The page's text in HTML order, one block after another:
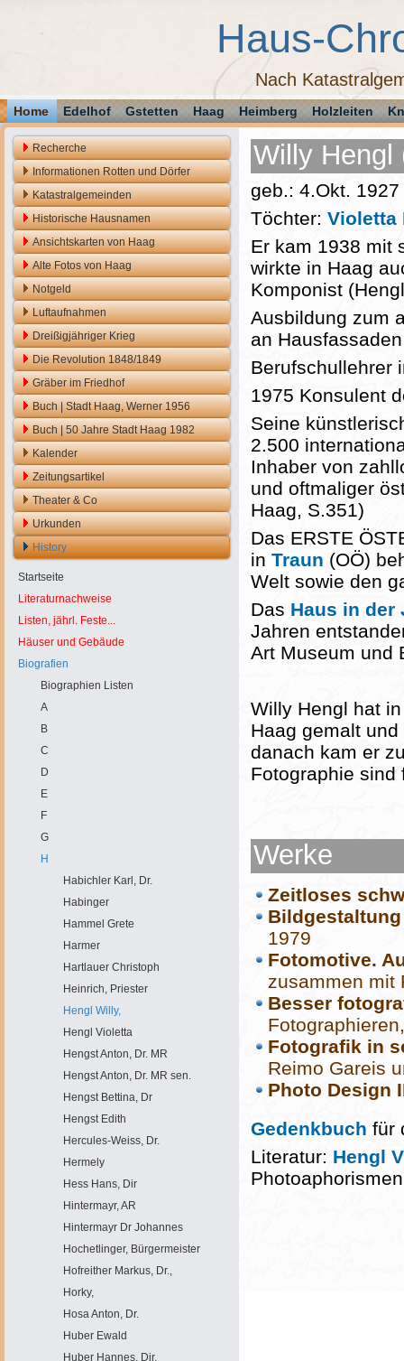
Haus-
Nach
Home Edelhof Gstetten Haag Heimberg Holzleiten
Recherche
Informationen Rotten und Dörfer
Katastralgemeinden
Historische Hausnamen
Ansichtskarten von Haag
Alte Fotos von Haag
Notgeld
Luftaufnahmen
Dreißigjähriger Krieg
Die Revolution 1848/1849
Gräber im Friedhof
Buch | Stadt Haag, Werner 1956
Buch | 50 Jahre Stadt Haag 1982
Kalender
Zeitungsartikel
Theater & Co
Urkunden
History
Startseite
Literaturnachweise
Listen, jährl. Feste...
Häuser und Gebäude
Biografien
Biographien Listen
A
B
C
D
E
F
G
H
Habichler Karl, Dr.
Habinger
Hammel Grete
Harmer
Hartlauer Christoph
Heinrich, Priester
Hengl Willy,
Hengl Violetta
Hengst Anton, Dr. MR
Hengst Anton, Dr. MR sen.
Hengst Bettina, Dr
Hengst Edith
Hercules-Weiss, Dr.
Hermely
Hess Hans, Dir
Hintermayr, AR
Hintermayr Dr Johannes
Hochetlinger, Bürgermeister
Hofreither Markus, Dr.,
Horky,
Hosa Anton, Dr.
Huber Ewald
Huber Hannes, Dir.
Willy Hengl
geb.: 4.Okt.
Töchter: Violetta
Er kam 1938 mit
wirkte in Haag
Komponist
Ausbildung zum
an
Berufschullehrer
1975 Konsulent
Seine
2.500
Inhaber von
und oftmaliger
Haag, S.351)
Das ERSTE
in Traun (OÖ)
Welt sowie den
Das Haus in der
Jahren
Art Museum und
Willy Hengl hat
Haag gemalt
danach kam er
Fotographie
Werke
Zeitloses
1979
Fotomotive.
zusammen mit
Besser
Fotografik in
Reimo Gareis
Photo Design
Gedenkbuch für
Literatur: Hengl